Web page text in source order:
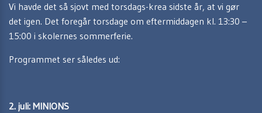
Vi havde det så sjovt med torsdags-krea sidste år, at vi gør
det igen. Det foregår torsdage om eftermiddagen kl. 13:30 –
15:00 i skolernes sommerferie.
Programmet ser således ud:
2. juli: MINIONS